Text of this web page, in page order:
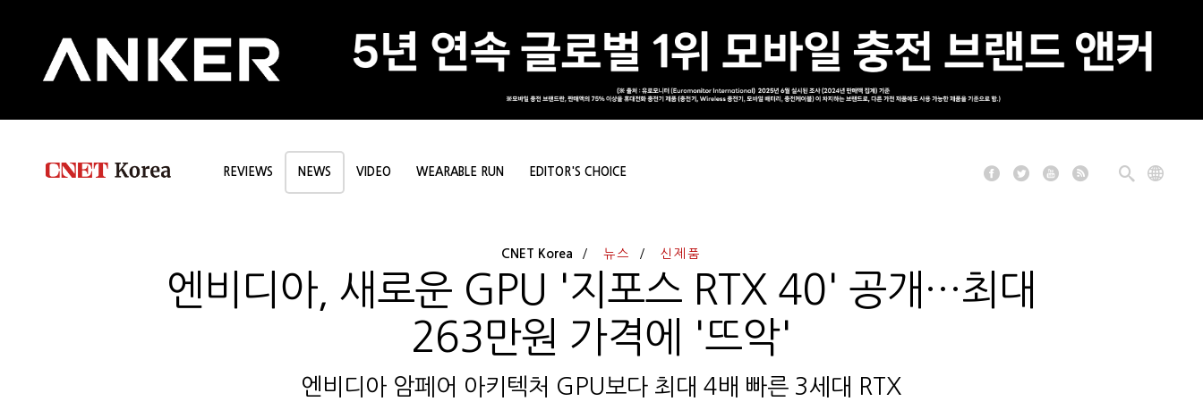
REVIEWS NEWS VIDEO WEARABLE RUN EDITOR'S CHOICE
CNET Korea 뉴스 신제품
엔비디아, 새로운 GPU '지포스 RTX 40' 공개…최대
263만원 가격에 '뜨악'
엔비디아 암페어 아키텍처 GPU보다 최대 4배 빠른 3세대 RTX